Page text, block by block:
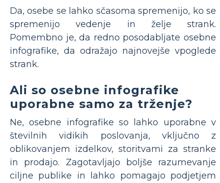
Da, osebe se lahko sčasoma spremenijo, ko se
spremenijo vedenje in želje strank.
Pomembno je, da redno posodabljate osebne
infografike, da odražajo najnovejše vpoglede
strank.
Ali so osebne infografike
uporabne samo za trženje?
Ne, osebne infografike so lahko uporabne v
številnih vidikih poslovanja, vključno z
oblikovanjem izdelkov, storitvami za stranke
in prodajo. Zagotavljajo boljše razumevanje
ciljne publike in lahko pomagajo podjetjem